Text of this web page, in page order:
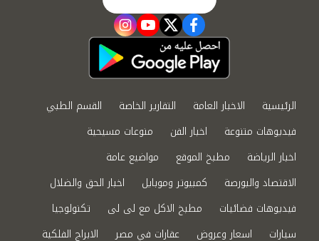
facebook
twitter
youtube
instagram
الرئيسية الاخبار العامة التقارير الخاصة
القسم الطبي
فيديوهات متنوعة
اخبار الفن
منوعات مسيحية
اخبار الرياضة
مطبخ الموقع
مواضيع عامة
الاقتصاد والبورصة
كمبيوتر وموبايل
اخبار الحق والضلال
فيديوهات فضائيات
مطبخ الاكل مع لى لى
تكنولوجيا
سيارات
اسعار وعروض عقارات في مصر الابراج الفلكية